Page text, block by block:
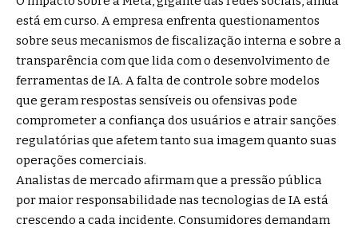
está em curso. A empresa enfrenta questionamentos
sobre seus mecanismos de fiscalização interna e sobre a
transparência com que lida com o desenvolvimento de
ferramentas de IA. A falta de controle sobre modelos
que geram respostas sensíveis ou ofensivas pode
comprometer a confiança dos usuários e atrair sanções
regulatórias que afetem tanto sua imagem quanto suas
operações comerciais.
Analistas de mercado afirmam que a pressão pública
por maior responsabilidade nas tecnologias de IA está
crescendo a cada incidente. Consumidores demandam